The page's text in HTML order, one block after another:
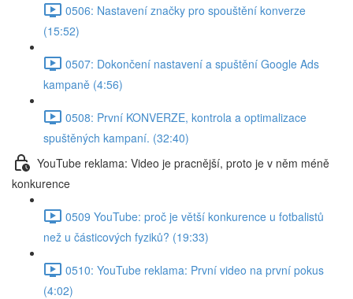
0506: Nastavení značky pro spouštění konverze
(15:52)
0507: Dokončení nastavení a spuštění Google Ads
kampaně (4:56)
0508: První KONVERZE, kontrola a optimalizace
spuštěných kampaní. (32:40)
YouTube reklama: Video je pracnější, proto je v něm méně
konkurence
0509 YouTube: proč je větší konkurence u fotbalistů
než u částicových fyziků? (19:33)
0510: YouTube reklama: První video na první pokus
(4:02)